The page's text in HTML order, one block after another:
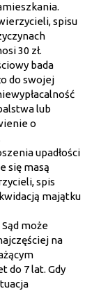
spisu
30 zł.
bada
do swojej
lub
o
upadłości
się masą
spis
majątku
Sąd może
na
do 7 lat. Gdy